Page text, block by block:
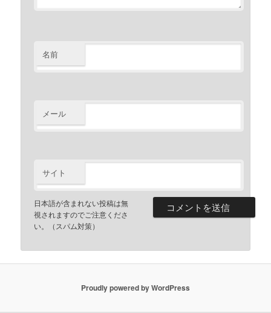
名前
メール
サイト
日本語が含まれない投稿は無
視されますのでご注意くださ
い。（スパム対策）
Proudly powered by WordPress